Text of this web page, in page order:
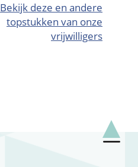
Bekijk deze en andere
topstukken van onze
vrijwilligers